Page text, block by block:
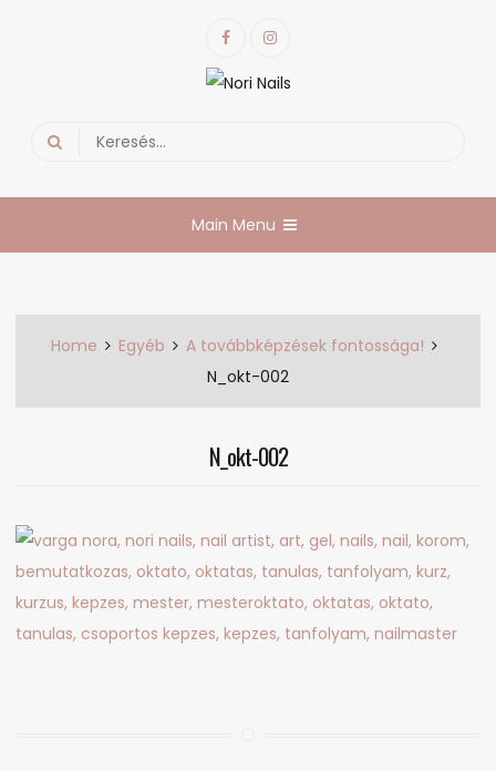
FacebookInstagram
Nori Nails
Search
Main Menu
Home Egyéb
A továbbképzések fontossága!
N_okt-002
N_okt-002